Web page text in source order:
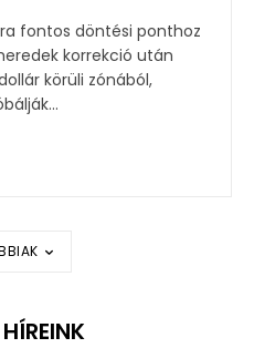
fontos döntési ponthoz
korrekció után
körüli zónából,